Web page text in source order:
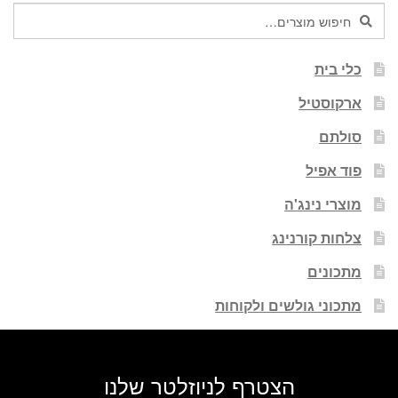
חיפוש
עבור:
חיפוש
כלי בית
ארקוסטיל
סולתם
פוד אפיל
מוצרי נינג'ה
צלחות קורנינג
מתכונים
מתכוני גולשים ולקוחות
הצטרף לניוזלטר שלנו